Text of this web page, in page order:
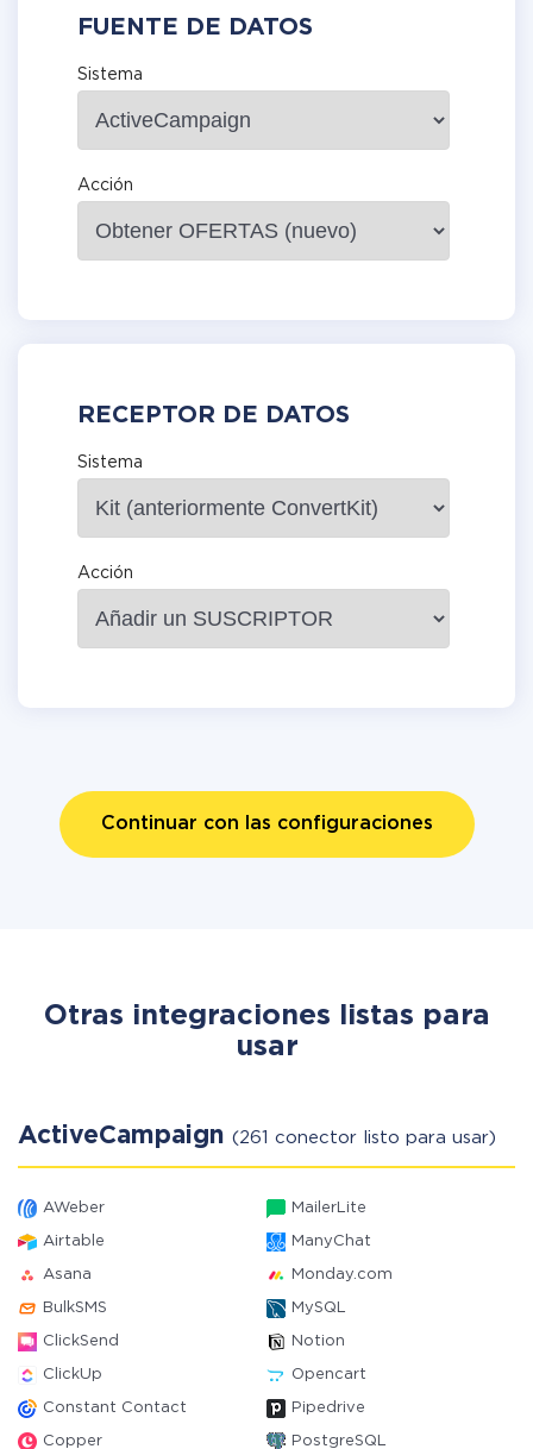
FUENTE DE DATOS
Sistema
Acción
RECEPTOR DE DATOS
Sistema
Acción
Continuar con las configuraciones
Otras integraciones listas para
usar
ActiveCampaign (261 conector listo para usar)
AWeber MailerLite
Airtable ManyChat
Asana Monday.com
BulkSMS MySQL
ClickSend Notion
ClickUp Opencart
Constant Contact Pipedrive
Copper PostgreSQL